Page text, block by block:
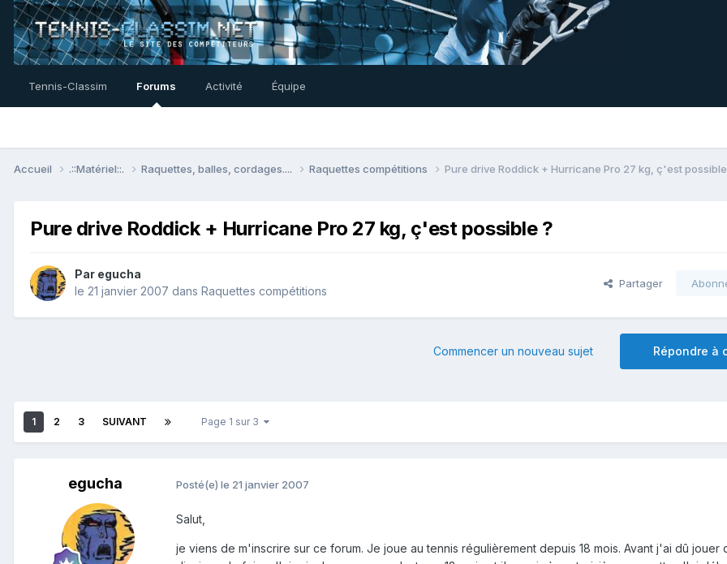
Tennis-Classim Forums Activité Équipe
Accueil .::Matériel::. Raquettes, balles, cordages.... Raquettes compétitions Pure drive Roddick + Hurricane Pro 27 kg, ç'est possible
Pure drive Roddick + Hurricane Pro 27 kg, ç'est possible ?
Par egucha
le 21 janvier 2007 dans Raquettes compétitions
Partager
Répondre à
Commencer un nouveau sujet
1 2 3 SUIVANT Page 1 sur 3
egucha Posté(e) le 21 janvier 2007
Salut,
je viens de m'inscrire sur ce forum. Je joue au tennis régulièrement depuis 18 mois. Avant j'ai dû jouer